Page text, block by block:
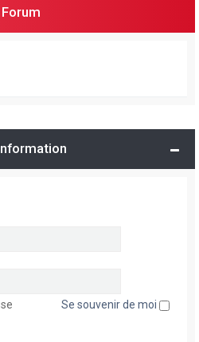
Forum
Se souvenir de moi